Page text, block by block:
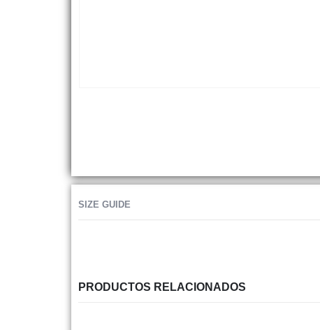
SIZE GUIDE
PRODUCTOS RELACIONADOS